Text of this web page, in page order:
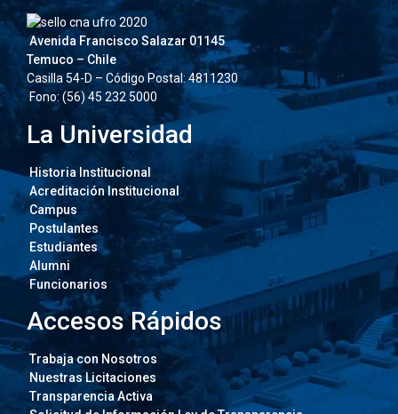
Avenida Francisco Salazar 01145
Temuco – Chile
Casilla 54-D – Código Postal: 4811230
Fono: (56) 45 232 5000
La Universidad
Historia Institucional
Acreditación Institucional
Campus
Postulantes
Estudiantes
Alumni
Funcionarios
Accesos Rápidos
Trabaja con Nosotros
Nuestras Licitaciones
Transparencia Activa